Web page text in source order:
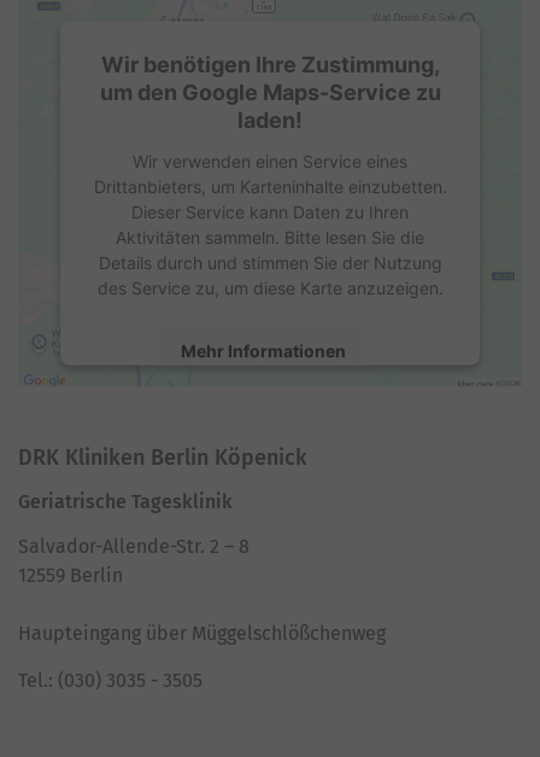
Wir benötigen Ihre Zustimmung,
um den Google Maps-Service zu
laden!
Wir verwenden einen Service eines
Drittanbieters, um Karteninhalte einzubetten.
Dieser Service kann Daten zu Ihren
Aktivitäten sammeln. Bitte lesen Sie die
Details durch und stimmen Sie der Nutzung
des Service zu, um diese Karte anzuzeigen.
Mehr Informationen
powered byUsercentrics Consent
DRK Kliniken Berlin Köpenick
Geriatrische Tagesklinik
Salvador-Allende-Str. 2 – 8
12559 Berlin
Haupteingang über Müggelschlößchenweg
Tel.: (030) 3035 - 3505